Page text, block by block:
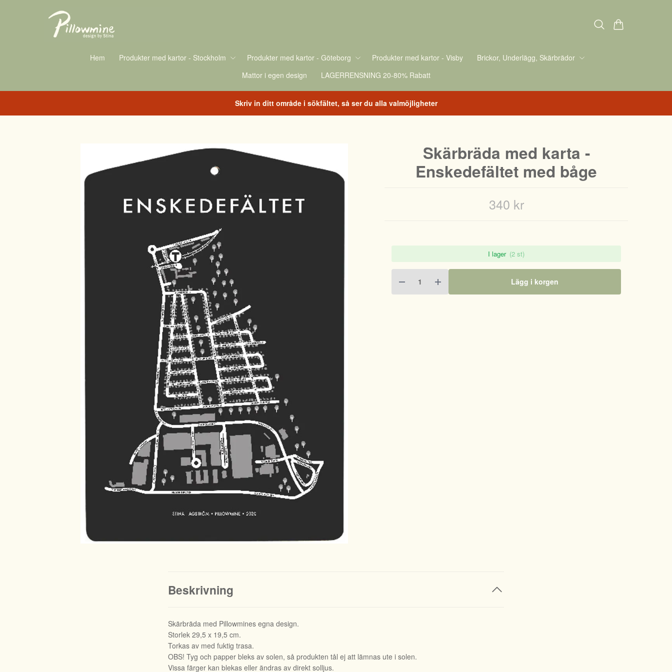
Hem Produkter med kartor - Stockholm Produkter med kartor - Göteborg Produkter med kartor - Visby
Brickor, Underlägg, Skärbrädor
Mattor i egen design
LAGERRENSNING 20-80% Rabatt
Skriv in ditt område i sökfältet, så ser du alla valmöjligheter
Skärbräda med karta -
Enskedefältet med båge
340 kr
I lager (2 st)
Lägg i korgen
Beskrivning
Skärbräda med Pillowmines egna design.
Storlek 29,5 x 19,5 cm.
Torkas av med fuktig trasa.
OBS! Tyg och papper bleks av solen, så produkten tål ej att lämnas ute i solen.
Vissa färger kan blekas eller ändras av direkt solljus.